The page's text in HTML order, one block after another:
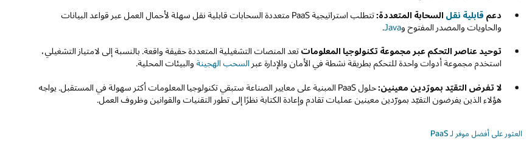
دعم قابلية نقل السحابة المتعددة:
تتطلب استراتيجية PaaS متعددة السحابات قابلية نقل سهلة لأحمال العمل عبر قواعد البيانات
والحاويات والمصدر المفتوح وJava
.
توحيد عناصر التحكم عبر مجموعة تكنولوجيا المعلومات تعد المنصات التشغيلية المتعددة حقيقة واقعة. بالنسبة إلى لامتياز التشغيلي،
استخدم مجموعة أدوات واحدة للتحكم بطريقة نشطة في الأمان والإدارة عبر السحب الهجينةوالبيئات المحلية.
لا تفرض التقيّد بمورّدين معينين:
حلول PaaS المبنية على معايير الصناعة ستبقي تكنولوجيا المعلومات أكثر سهولة في المستقبل. يواجه
هؤلاء الذين يفرضون التقيّد بمورّدين معينين عمليات تقادم وإعادة الكتابة نظرًا إلى تطور التقنيات والقوانين وظروف العمل.
العثور على أفضل موفر لـ PaaS